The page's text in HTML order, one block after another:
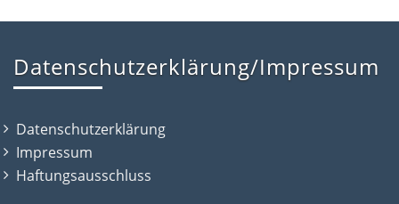
Datenschutzerklärung/Impressum
Datenschutzerklärung
Impressum
Haftungsausschluss